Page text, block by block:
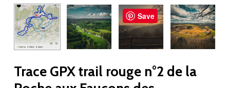
Trace GPX trail rouge n°2 de la
Save